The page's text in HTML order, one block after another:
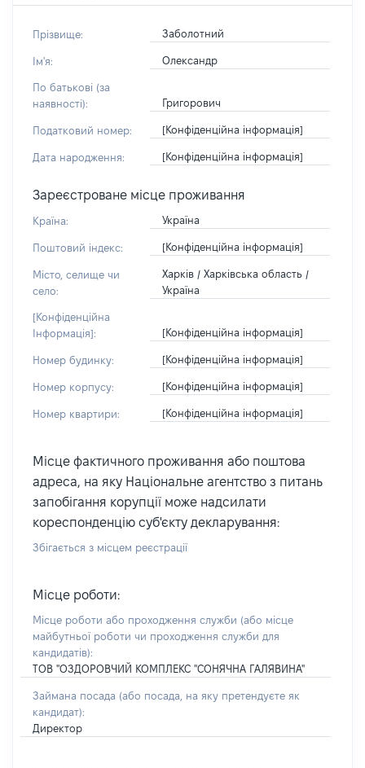
Прізвище: Заболотний
Ім'я: Олександр
По батькові (за
наявності):
Григорович
Податковий номер: [Конфіденційна інформація]
Дата народження: [Конфіденційна інформація]
Зареєстроване місце проживання
Країна: Україна
Поштовий індекс: [Конфіденційна інформація]
Місто, селище чи
село:
Харків / Харківська область /
Україна
[Конфіденційна
Інформація]:
[Конфіденційна інформація]
Номер будинку: [Конфіденційна інформація]
Номер корпусу: [Конфіденційна інформація]
Номер квартири: [Конфіденційна інформація]
Місце фактичного проживання або поштова
адреса, на яку Національне агентство з питань
запобігання корупції може надсилати
кореспонденцію суб'єкту декларування:
Збігається з місцем реєстрації
Місце роботи:
Місце роботи або проходження служби (або місце
майбутньої роботи чи проходження служби для
кандидатів):
ТОВ "ОЗДОРОВЧИЙ КОМПЛЕКС "СОНЯЧНА ГАЛЯВИНА"
Займана посада (або посада, на яку претендуєте як
кандидат):
Директор